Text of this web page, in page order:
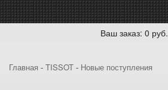
Ваш заказ: 0 руб.
Главная - TISSOT - Новые поступления